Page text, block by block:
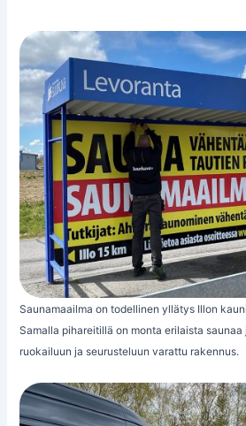
Saunamaailma on todellinen yllätys Illon
Samalla pihareitillä on monta erilaista
ruokailuun ja seurusteluun varattu rakennus.